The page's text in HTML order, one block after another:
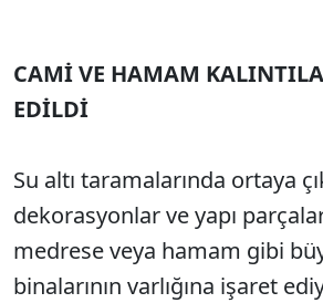
CAMİ VE HAMAM
EDİLDİ
Su altı taramalarında ortaya
dekorasyonlar ve yapı
medrese veya hamam gibi
binalarının varlığına işaret